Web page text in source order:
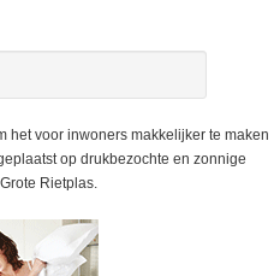
het voor inwoners makkelijker te maken
op drukbezochte en zonnige
Rietplas.